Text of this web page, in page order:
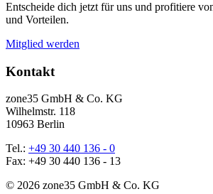
Entscheide dich jetzt für uns und profitiere
und Vorteilen.
Mitglied werden
Kontakt
zone35 GmbH & Co. KG
Wilhelmstr. 118
10963 Berlin
Tel.: +49 30 440 136 - 0
Fax: +49 30 440 136 - 13
© 2026 zone35 GmbH & Co. KG